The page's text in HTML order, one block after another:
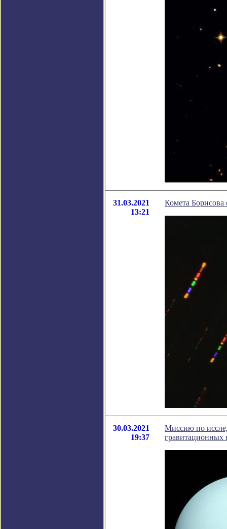
31.03.2021
13:21
Комета Борисова
30.03.2021
19:37
Миссию по
гравитационных